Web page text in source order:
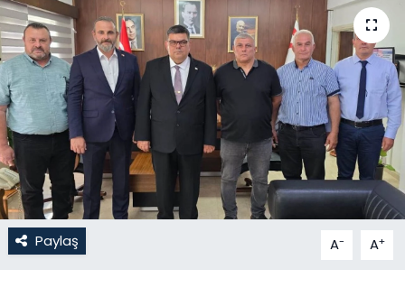
Paylaş A- A+
Kültür Sanat
Magazin
Moda
Nöbetçi Eczaneler
Otomobil Dünyası
Politika